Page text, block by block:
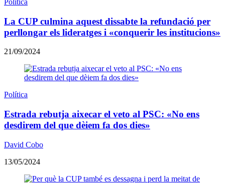
Política
La CUP culmina aquest dissabte la refundació per
perllongar els lideratges i «conquerir les institucions»
21/09/2024
Política
Estrada rebutja aixecar el veto al PSC: «No ens
desdirem del que dèiem fa dos dies»
David Cobo
13/05/2024